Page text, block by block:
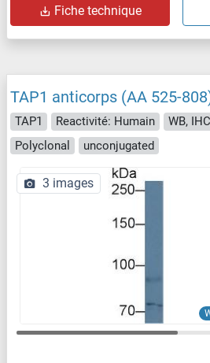
Fiche technique
TAP1 anticorps (AA 525-
TAP1 Reactivité: Humain WB,
Polyclonal
unconjugated
3 images